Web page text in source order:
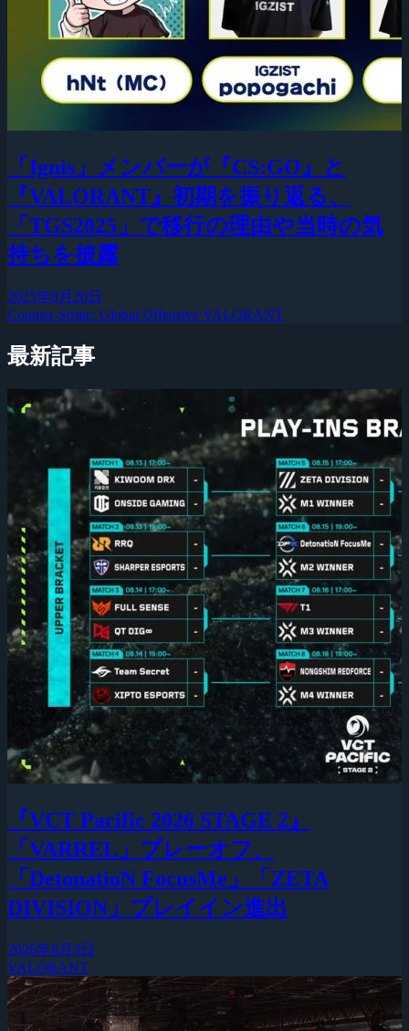
「Ignis」メンバーが『CS:GO』と
『VALORANT』初期を振り返る、
「TGS2025」で移行の理由や当時の気
持ちを披露
2025年9月26日
Counter-Strike: Global Offensive VALORANT
最新記事
『VCT Pacific 2026 STAGE 2』
「VARREL」プレーオフ、
「DetonatioN FocusMe」「ZETA
DIVISION」プレイイン進出
2026年8月9日
VALORANT